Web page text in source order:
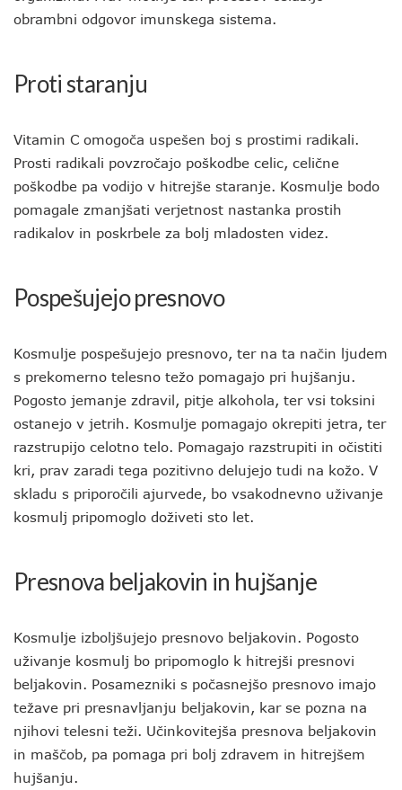
obrambni odgovor imunskega sistema.
Proti staranju
Vitamin C omogoča uspešen boj s prostimi radikali.
Prosti radikali povzročajo poškodbe celic, celične
poškodbe pa vodijo v hitrejše staranje. Kosmulje bodo
pomagale zmanjšati verjetnost nastanka prostih
radikalov in poskrbele za bolj mladosten videz.
Pospešujejo presnovo
Kosmulje pospešujejo presnovo, ter na ta način ljudem
s prekomerno telesno težo pomagajo pri hujšanju.
Pogosto jemanje zdravil, pitje alkohola, ter vsi toksini
ostanejo v jetrih. Kosmulje pomagajo okrepiti jetra, ter
razstrupijo celotno telo. Pomagajo razstrupiti in očistiti
kri, prav zaradi tega pozitivno delujejo tudi na kožo. V
skladu s priporočili ajurvede, bo vsakodnevno uživanje
kosmulj pripomoglo doživeti sto let.
Presnova beljakovin in hujšanje
Kosmulje izboljšujejo presnovo beljakovin. Pogosto
uživanje kosmulj bo pripomoglo k hitrejši presnovi
beljakovin. Posamezniki s počasnejšo presnovo imajo
težave pri presnavljanju beljakovin, kar se pozna na
njihovi telesni teži. Učinkovitejša presnova beljakovin
in maščob, pa pomaga pri bolj zdravem in hitrejšem
hujšanju.